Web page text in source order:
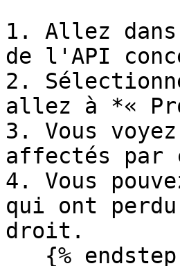
1. Allez
de l'API
2.
allez à *«
3. Vous
affectés par
4. Vous
qui ont
droit.